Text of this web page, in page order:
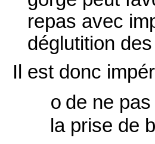
repas avec
déglutition
Il est donc
o de ne
la prise de